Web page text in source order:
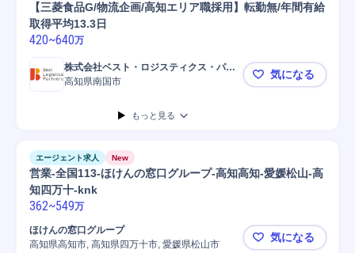
【三菱食品G/物流企画/高知エリア職採用】転勤無/年間有給
取得平均13.3日
420~640万
株式会社ベスト・ロジスティクス・パー
トナーズ
高知県南国市 【三菱食品
気になる
もっと見る
エージェント求人 New
営業-全国113-ほけんの窓口グループ-高知高知-愛媛松山-高
知四万十-knk
362~549万
ほけんの窓口グループ
高知県高知市, 高知県四万十市, 愛媛県松山市
営業-全国
気になる